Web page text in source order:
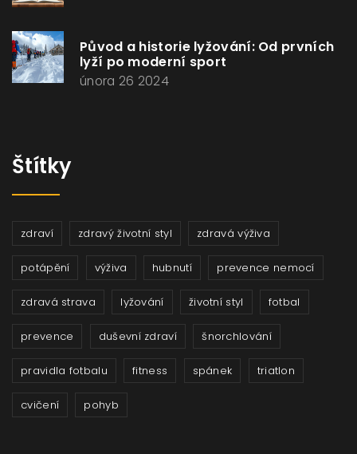
Původ a historie lyžování: Od prvních
lyží po moderní sport
února 26 2024
Štítky
zdraví zdravý životní styl zdravá výživa
potápění výživa hubnutí prevence nemocí
zdravá strava lyžování životní styl fotbal
prevence duševní zdraví šnorchlování
pravidla fotbalu fitness spánek triatlon
cvičení pohyb